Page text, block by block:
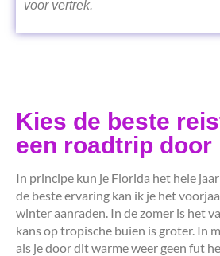
voor vertrek.
Kies de beste
een roadtrip door
In principe kun je Florida het hele
de beste ervaring kan ik je het
winter aanraden. In de zomer is het
kans op tropische buien is groter. In
als je door dit warme weer geen fut